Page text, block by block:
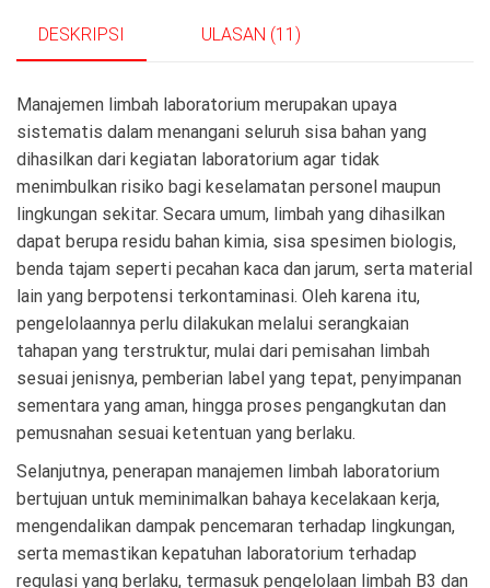
DESKRIPSI ULASAN (11)
Manajemen limbah laboratorium merupakan upaya
sistematis dalam menangani seluruh sisa bahan yang
dihasilkan dari kegiatan laboratorium agar tidak
menimbulkan risiko bagi keselamatan personel maupun
lingkungan sekitar. Secara umum, limbah yang dihasilkan
dapat berupa residu bahan kimia, sisa spesimen biologis,
benda tajam seperti pecahan kaca dan jarum, serta material
lain yang berpotensi terkontaminasi. Oleh karena itu,
pengelolaannya perlu dilakukan melalui serangkaian
tahapan yang terstruktur, mulai dari pemisahan limbah
sesuai jenisnya, pemberian label yang tepat, penyimpanan
sementara yang aman, hingga proses pengangkutan dan
pemusnahan sesuai ketentuan yang berlaku.
Selanjutnya, penerapan manajemen limbah laboratorium
bertujuan untuk meminimalkan bahaya kecelakaan kerja,
mengendalikan dampak pencemaran terhadap lingkungan,
serta memastikan kepatuhan laboratorium terhadap
regulasi yang berlaku, termasuk pengelolaan limbah B3 dan